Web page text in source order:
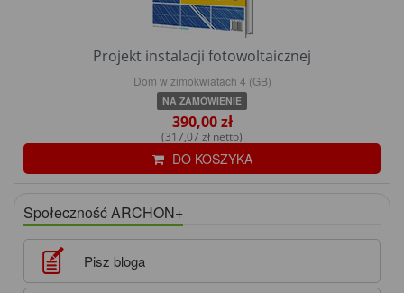
Projekt instalacji fotowoltaicznej
Dom w zimokwiatach 4 (GB)
NA ZAMÓWIENIE
390,00 zł
(317,07 zł netto)
DO KOSZYKA
Społeczność ARCHON+
Pisz bloga